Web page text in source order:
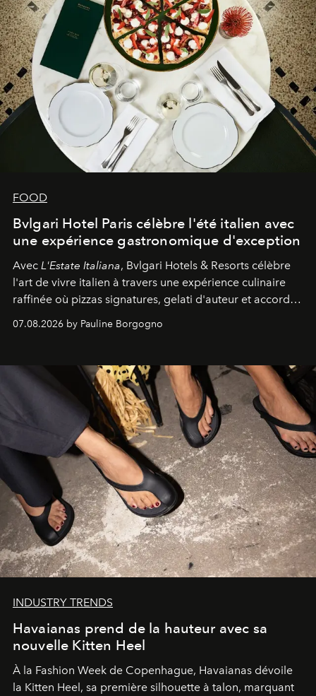
FOOD
Bvlgari Hotel Paris célèbre l'été italien avec
une expérience gastronomique d'exception
Avec L'Estate Italiana, Bvlgari Hotels & Resorts célèbre
l'art de vivre italien à travers une expérience culinaire
raffinée où pizzas signatures, gelati d'auteur et accords
d'exception composent un véritable voyage sensoriel.
07.08.2026 by Pauline Borgogno
INDUSTRY TRENDS
Havaianas prend de la hauteur avec sa
nouvelle Kitten Heel
À la Fashion Week de Copenhague, Havaianas dévoile
la Kitten Heel, sa première silhouette à talon, marquant